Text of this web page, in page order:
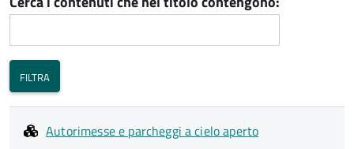
Autorimesse e parcheggi a cielo aperto